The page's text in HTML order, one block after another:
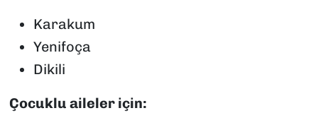
Karakum
Yenifoça
Dikili
Çocuklu aileler için: